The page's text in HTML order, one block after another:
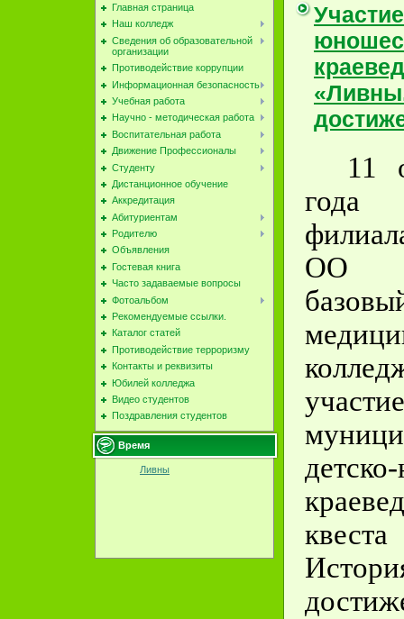
Главная страница
Наш колледж
Сведения об образовательной
организации
Противодействие коррупции
Информационная безопасность
Учебная работа
Научно - методическая работа
Воспитательная работа
Движение Профессионалы
Студенту
Дистанционное обучение
Аккредитация
Абитуриентам
Родителю
Объявления
Гостевая книга
Часто задаваемые вопросы
Фотоальбом
Рекомендуемые ссылки.
Каталог статей
Противодействие терроризму
Контакты и реквизиты
Юбилей колледжа
Видео студентов
Поздравления студентов
Время
Ливны
11
года
ОО